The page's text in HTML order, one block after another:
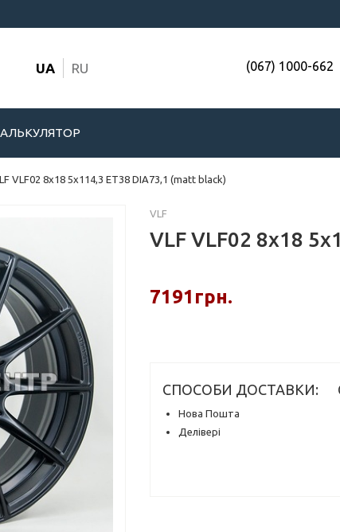
UA RU (067) 1000-662
VLF02 8x18 5x114,3 ET38 DIA73,1 (matt black)
VLF
VLF VLF02 8x18
7191грн.
СПОСОБИ ДОСТАВКИ:
Нова Пошта
Делівері